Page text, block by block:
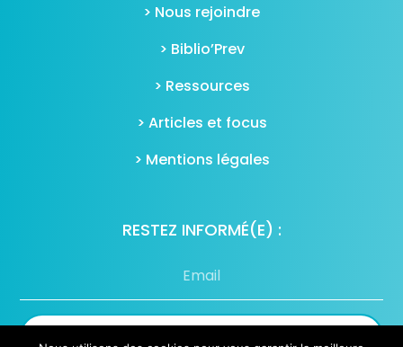
> Nous rejoindre
> Biblio’Prev
> Ressources
> Articles et focus
> Mentions légales
RESTEZ INFORMÉ(E) :